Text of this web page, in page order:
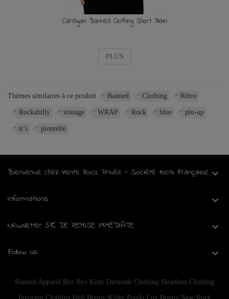
Cardigan Banned Clothing Short Plain
PLUS
Thèmes similaires à ce produit Banned Clothing Rétro
Rockabilly vintage WRAP Rock blue pin-up
it’s piontelle
Bienvenue chez Vente Rock Privée - Société 100% Française
Informations
Newsletter 5€ DE REMISE IMMÉDIATE
Follow us
Banned Apparel Bye Bye Kitty Darkside Clothing Heartless Clothing